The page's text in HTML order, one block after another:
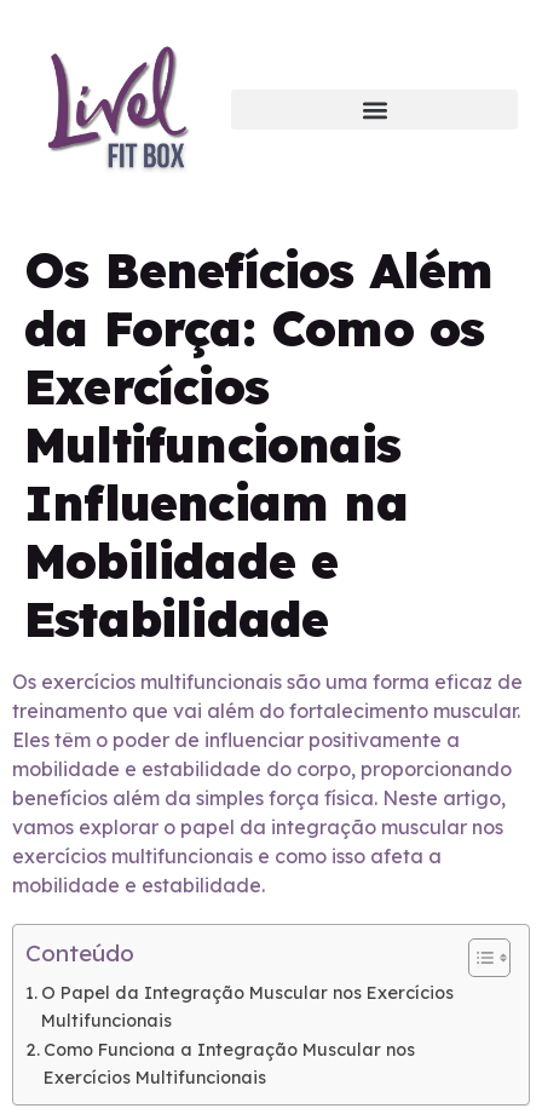
Os Benefícios Além
da Força: Como os
Exercícios
Multifuncionais
Influenciam na
Mobilidade e
Estabilidade
Os exercícios multifuncionais são uma forma eficaz de
treinamento que vai além do fortalecimento muscular.
Eles têm o poder de influenciar positivamente a
mobilidade e estabilidade do corpo, proporcionando
benefícios além da simples força física. Neste artigo,
vamos explorar o papel da integração muscular nos
exercícios multifuncionais e como isso afeta a
mobilidade e estabilidade.
Conteúdo
O Papel da Integração Muscular nos Exercícios
Multifuncionais
Como Funciona a Integração Muscular nos
Exercícios Multifuncionais